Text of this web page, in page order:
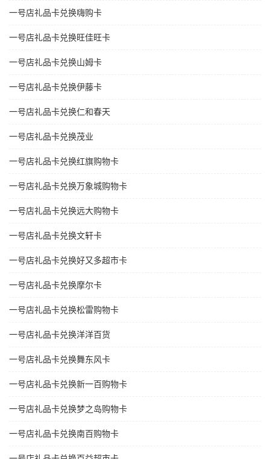
一号店礼品卡兑换嗨购卡
一号店礼品卡兑换旺佳旺卡
一号店礼品卡兑换山姆卡
一号店礼品卡兑换伊藤卡
一号店礼品卡兑换仁和春天
一号店礼品卡兑换茂业
一号店礼品卡兑换红旗购物卡
一号店礼品卡兑换万象城购物卡
一号店礼品卡兑换远大购物卡
一号店礼品卡兑换文轩卡
一号店礼品卡兑换好又多超市卡
一号店礼品卡兑换摩尔卡
一号店礼品卡兑换松雷购物卡
一号店礼品卡兑换洋洋百货
一号店礼品卡兑换舞东风卡
一号店礼品卡兑换新一百购物卡
一号店礼品卡兑换梦之岛购物卡
一号店礼品卡兑换南百购物卡